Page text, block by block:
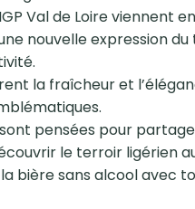
Val de Loire viennent
nouvelle expression
la fraîcheur et
pensées pour
le terroir ligérien
bière sans alcool avec